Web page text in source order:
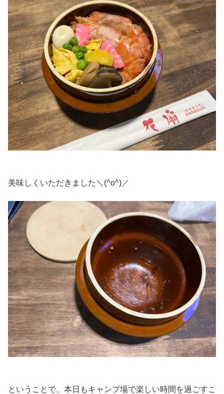
美味しくいただきました＼(^o^)／
ということで、本日もキャンプ場で楽しい時間を過ごすこ